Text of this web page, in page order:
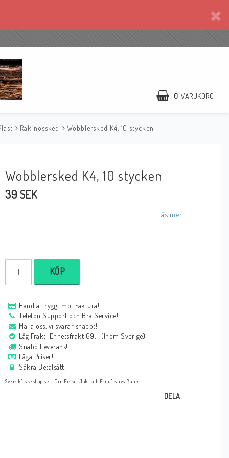
0 VARUKORG
Rak nossked Wobblersked K4, 10 stycken
Wobblersked K4, 10 stycken
39 SEK
Läs mer...
KÖP
Handla Tryggt mot Faktura!
Telefon Support och Bra Service!
Maila oss, vi svarar snabbt!
Låg Frakt! Enhetsfrakt 69:- (Inom Sverige)
Snabb Leverans!
Låga Priser!
Säkra Betalsätt!
Svenskfiskeshop.se - Din Fiske, Jakt och Friluftslivs Butik.
DELA